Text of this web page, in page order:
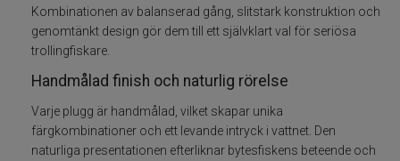
Jerkbaits - tailbaits
Wobbler
Ytbete
Kombinationen av balanserad gång, slitstark konstruktion och
genomtänkt design gör dem till ett självklart val för seriösa
trollingfiskare.
Handmålad finish och naturlig rörelse
Varje plugg är handmålad, vilket skapar unika
färgkombinationer och ett levande intryck i vattnet. Den
naturliga presentationen efterliknar bytesfiskens beteende och